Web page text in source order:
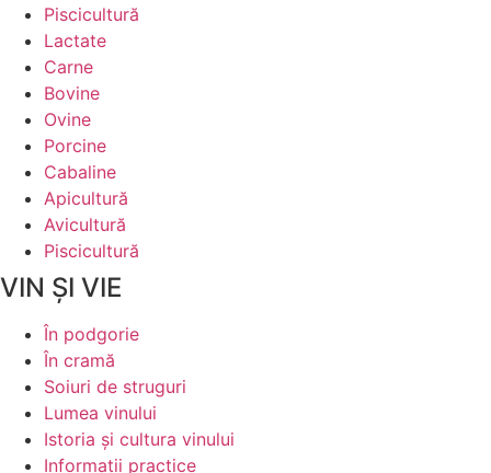
Piscicultură
Lactate
Carne
Bovine
Ovine
Porcine
Cabaline
Apicultură
Avicultură
Piscicultură
VIN ȘI VIE
În podgorie
În cramă
Soiuri de struguri
Lumea vinului
Istoria şi cultura vinului
Informaţii practice